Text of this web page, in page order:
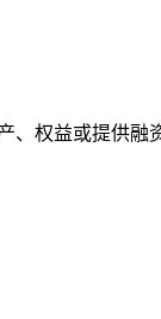
、权益或提供